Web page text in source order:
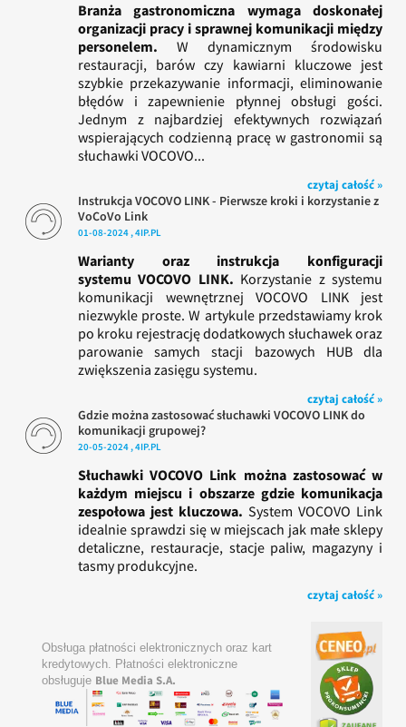
Branża gastronomiczna wymaga doskonałej
organizacji pracy i sprawnej komunikacji między
personelem. W dynamicznym środowisku
restauracji, barów czy kawiarni kluczowe jest
szybkie przekazywanie informacji, eliminowanie
błędów i zapewnienie płynnej obsługi gości.
Jednym z najbardziej efektywnych rozwiązań
wspierających codzienną pracę w gastronomii są
słuchawki VOCOVO...
czytaj całość »
Instrukcja VOCOVO LINK - Pierwsze kroki i korzystanie z
VoCoVo Link
01-08-2024 , 4IP.PL
Warianty oraz instrukcja konfiguracji
systemu VOCOVO LINK. Korzystanie z systemu
komunikacji wewnętrznej VOCOVO LINK jest
niezwykle proste. W artykule przedstawiamy krok
po kroku rejestrację dodatkowych słuchawek oraz
parowanie samych stacji bazowych HUB dla
zwiększenia zasięgu systemu.
czytaj całość »
Gdzie można zastosować słuchawki VOCOVO LINK do
komunikacji grupowej?
20-05-2024 , 4IP.PL
Słuchawki VOCOVO Link można zastosować w
każdym miejscu i obszarze gdzie komunikacja
zespołowa jest kluczowa. System VOCOVO Link
idealnie sprawdzi się w miejscach jak małe sklepy
detaliczne, restauracje, stacje paliw, magazyny i
tasmy produkcyjne.
czytaj całość »
Obsługa płatności elektronicznych oraz kart
kredytowych. Płatności elektroniczne
obsługuje Blue Media S.A.